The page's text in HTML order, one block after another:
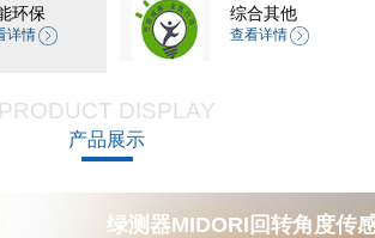
环保
详情
综合其他
查看详情
PRODUCT DISPLAY
产品展示
绿测器MIDORI回转角度传